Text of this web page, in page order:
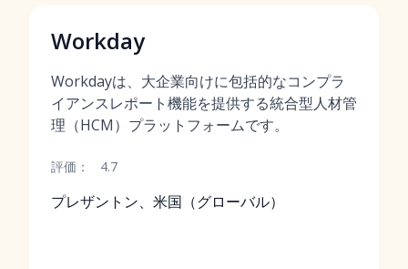
Workday
Workdayは、大企業向けに包括的なコンプラ
イアンスレポート機能を提供する統合型人材管
理（HCM）プラットフォームです。
評価： 4.7
プレザントン、米国（グローバル）